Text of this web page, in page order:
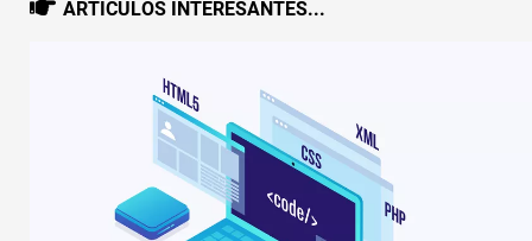
ARTICULOS INTERESANTES...